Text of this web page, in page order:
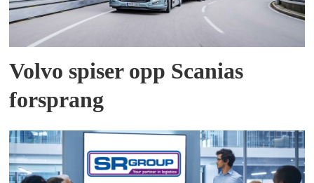
Volvo spiser opp Scanias
forsprang